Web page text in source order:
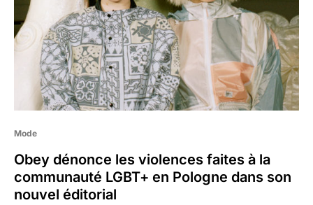
Mode
Obey dénonce les violences faites à la
communauté LGBT+ en Pologne dans son
nouvel éditorial